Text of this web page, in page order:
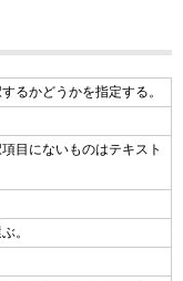
るかどうかを指定する。
目にないものはテキスト
。